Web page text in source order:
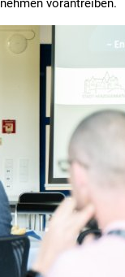
vorantreiben.